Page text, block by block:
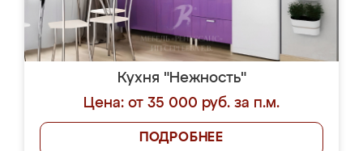
Кухня "Нежность"
Цена: от 35 000 руб. за п.м.
ПОДРОБНЕЕ